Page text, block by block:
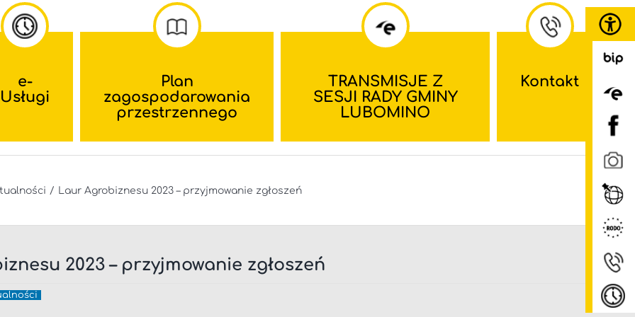
e-
Usługi
Plan
zagospodarowania
przestrzennego
TRANSMISJE Z
SESJI RADY GMINY
LUBOMINO
Kontakt
Laur Agrobiznesu 2023 – przyjmowanie zgłoszeń
2023 – przyjmowanie zgłoszeń